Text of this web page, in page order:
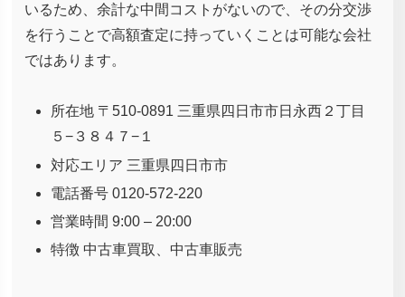
いるため、余計な中間コストがないので、その分交渉
を行うことで高額査定に持っていくことは可能な会社
ではあります。
所在地 〒510-0891 三重県四日市市日永西２丁目
５−３８４７−１
対応エリア 三重県四日市市
電話番号 0120-572-220
営業時間 9:00 – 20:00
特徴 中古車買取、中古車販売